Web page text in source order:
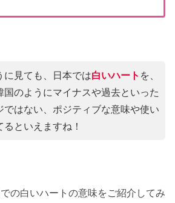
に見ても、日本では白いハート を、
国のようにマイナスや過去といった
ではない、ポジティブな意味や使い
るといえますね！
の白いハートの意味をご紹介してみ